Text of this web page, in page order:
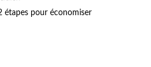
étapes pour économiser